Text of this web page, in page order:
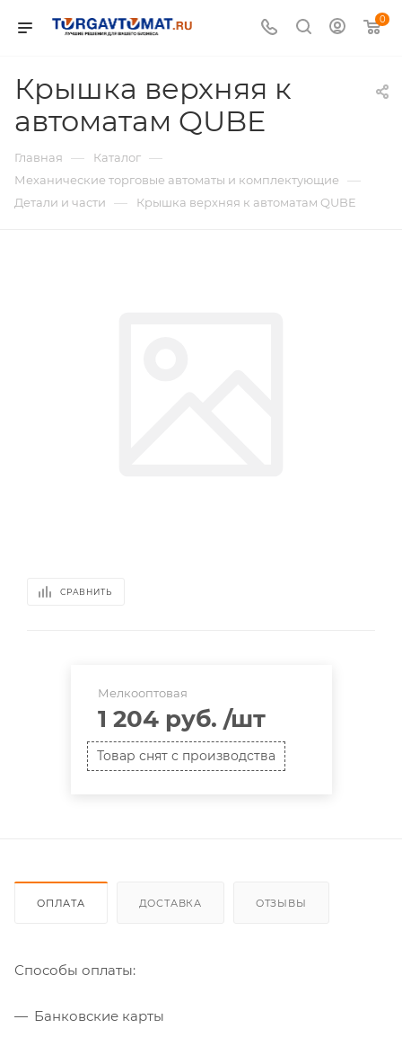
0
Крышка верхняя к
автоматам QUBE
Главная — Каталог —
Механические торговые автоматы и комплектующие —
Детали и части — Крышка верхняя к автоматам QUBE
СРАВНИТЬ
Мелкооптовая
1 204 руб. /шт
Товар снят с производства
ОПЛАТА ДОСТАВКА ОТЗЫВЫ
Способы оплаты:
Банковские карты